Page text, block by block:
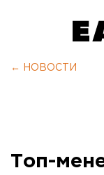
← НОВОСТИ
Топ-